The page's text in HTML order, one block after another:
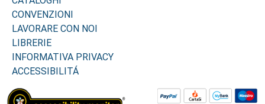
CONVENZIONI
LAVORARE CON NOI
LIBRERIE
INFORMATIVA PRIVACY
ACCESSIBILITÁ